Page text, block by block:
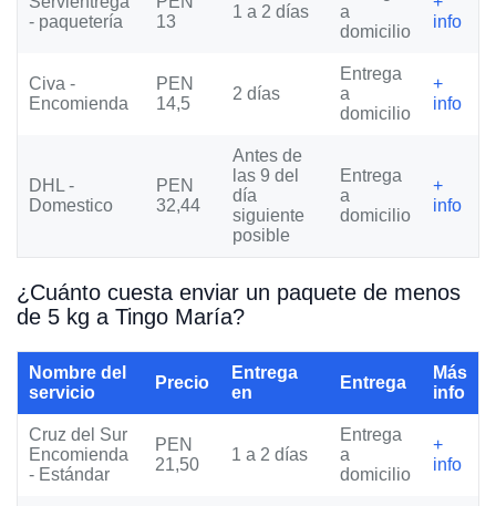
- paquetería
13
1 a 2 días
a
domicilio
info
Civa -
Encomienda
PEN
14,5
2 días
Entrega
a
domicilio
+
info
DHL -
Domestico
PEN
32,44
Antes de
las 9 del
día
siguiente
posible
Entrega
a
domicilio
+
info
¿Cuánto cuesta enviar un paquete de menos
de 5 kg a Tingo María?
Nombre del
servicio
Precio
Entrega
en
Entrega
Más
info
Cruz del Sur
Encomienda
- Estándar
PEN
21,50
1 a 2 días
Entrega
a
domicilio
+
info